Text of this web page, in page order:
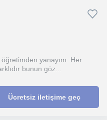
yanayım. Her
bunun göz...
Ücretsiz iletişime geç